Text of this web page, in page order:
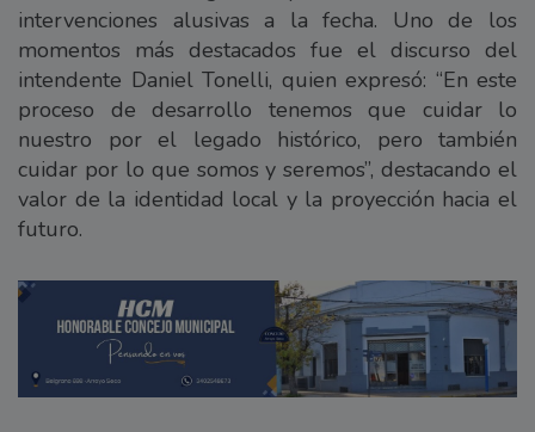
intervenciones alusivas a la fecha. Uno de los
momentos más destacados fue el discurso del
intendente Daniel Tonelli, quien expresó: “En este
proceso de desarrollo tenemos que cuidar lo
nuestro por el legado histórico, pero también
cuidar por lo que somos y seremos”, destacando el
valor de la identidad local y la proyección hacia el
futuro.